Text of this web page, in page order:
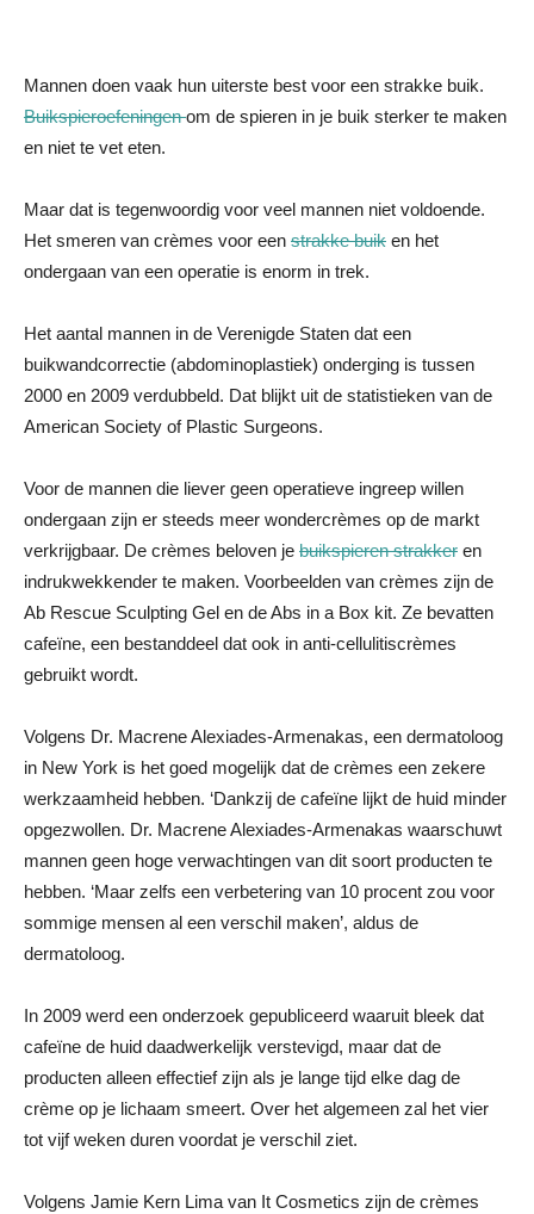
Mannen doen vaak hun uiterste best voor een strakke buik.
Buikspieroefeningenom de spieren in je buik sterker te maken
en niet te vet eten.
Maar dat is tegenwoordig voor veel mannen niet voldoende.
Het smeren van crèmes voor een strakke buik en het
ondergaan van een operatie is enorm in trek.
Het aantal mannen in de Verenigde Staten dat een
buikwandcorrectie (abdominoplastiek) onderging is tussen
2000 en 2009 verdubbeld. Dat blijkt uit de statistieken van de
American Society of Plastic Surgeons.
Voor de mannen die liever geen operatieve ingreep willen
ondergaan zijn er steeds meer wondercrèmes op de markt
verkrijgbaar. De crèmes beloven je buikspieren strakker en
indrukwekkender te maken. Voorbeelden van crèmes zijn de
Ab Rescue Sculpting Gel en de Abs in a Box kit. Ze bevatten
cafeïne, een bestanddeel dat ook in anti-cellulitiscrèmes
gebruikt wordt.
Volgens Dr. Macrene Alexiades-Armenakas, een dermatoloog
in New York is het goed mogelijk dat de crèmes een zekere
werkzaamheid hebben. ‘Dankzij de cafeïne lijkt de huid minder
opgezwollen. Dr. Macrene Alexiades-Armenakas waarschuwt
mannen geen hoge verwachtingen van dit soort producten te
hebben. ‘Maar zelfs een verbetering van 10 procent zou voor
sommige mensen al een verschil maken’, aldus de
dermatoloog.
In 2009 werd een onderzoek gepubliceerd waaruit bleek dat
cafeïne de huid daadwerkelijk verstevigd, maar dat de
producten alleen effectief zijn als je lange tijd elke dag de
crème op je lichaam smeert. Over het algemeen zal het vier
tot vijf weken duren voordat je verschil ziet.
Volgens Jamie Kern Lima van It Cosmetics zijn de crèmes